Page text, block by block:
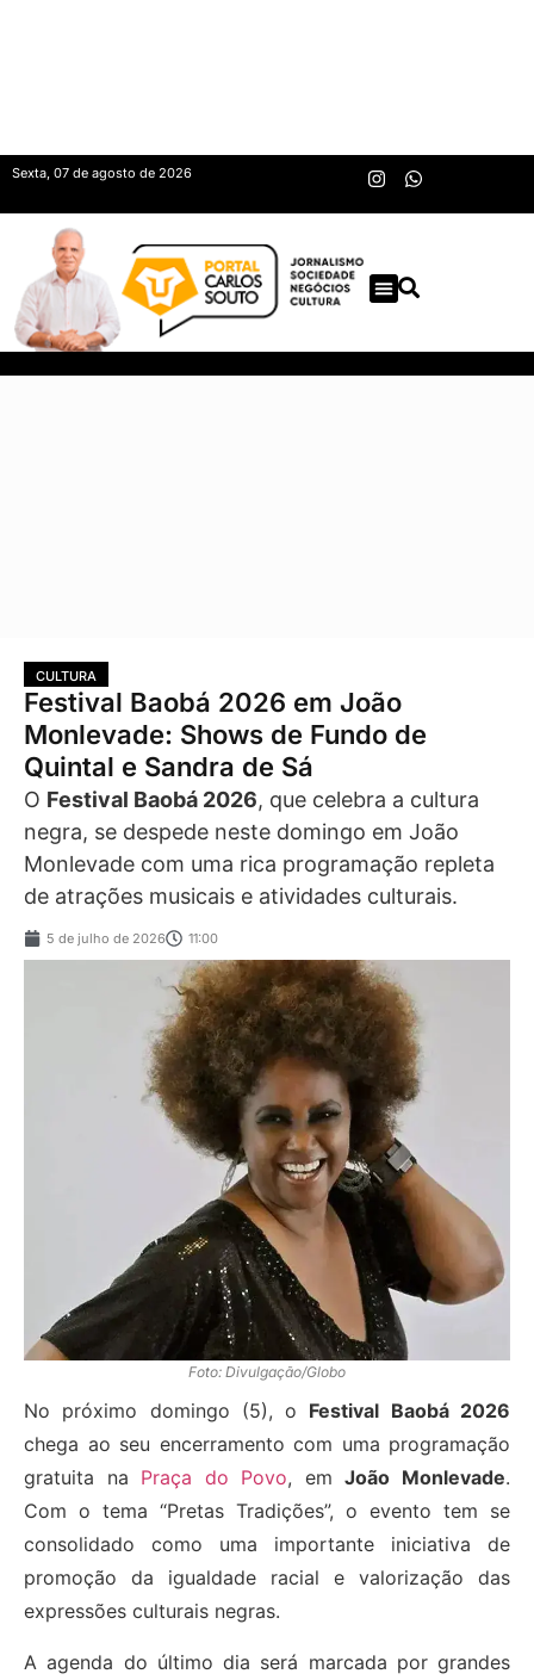
Sexta, 07 de agosto de 2026
CULTURA
Festival Baobá 2026 em João
Monlevade: Shows de Fundo de
Quintal e Sandra de Sá
O Festival Baobá 2026, que celebra a cultura
negra, se despede neste domingo em João
Monlevade com uma rica programação repleta
de atrações musicais e atividades culturais.
5 de julho de 2026 11:00
Foto: Divulgação/Globo
No próximo domingo (5), o Festival Baobá 2026
chega ao seu encerramento com uma programação
gratuita na Praça do Povo, emJoão Monlevade.
Com o tema “Pretas Tradições”, o evento tem se
consolidado como uma importante iniciativa de
promoção da igualdade racial e valorização das
expressões culturais negras.
A agenda do último dia será marcada por grandes